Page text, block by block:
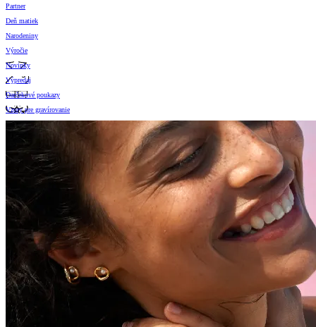
Partner
Deň matiek
Narodeniny
Výročie
Novinky
Výpredaj
Darčekové poukazy
Vzory pre gravírovanie